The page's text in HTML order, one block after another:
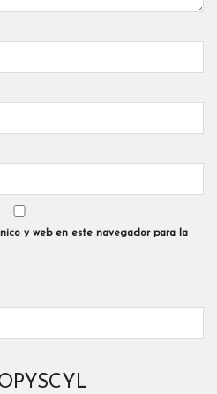
y web en este navegador para la